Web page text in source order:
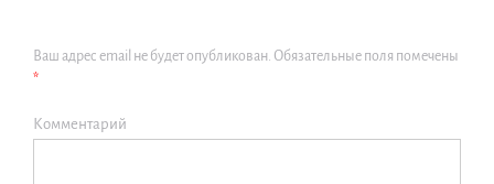
Ваш адрес email не будет опубликован. Обязательные поля помечены
*
Комментарий